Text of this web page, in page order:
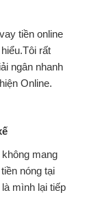
tiền online
rất
ngân nhanh
Online.
mang
nóng tại
mình lại tiếp